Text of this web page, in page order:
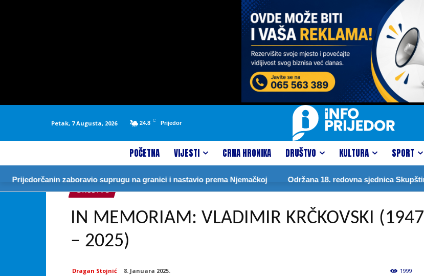
Petak, 7 Augusta, 2026 24.8 C Prijedor
POČETNA VIJESTI CRNA HRONIKA DRUŠTVO KULTURA SPORT
zaboravio suprugu na granici i nastavio prema Njemačkoj Održana 18. redovna sjednica Skupštine grada
DRUŠTVO
IN MEMORIAM: VLADIMIR KRČKOVSKI (1947
– 2025)
Dragan Stojnić 8. Januara 2025. 1999